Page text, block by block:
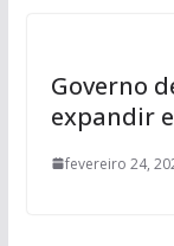
Governo
expandir
fevereiro 24,